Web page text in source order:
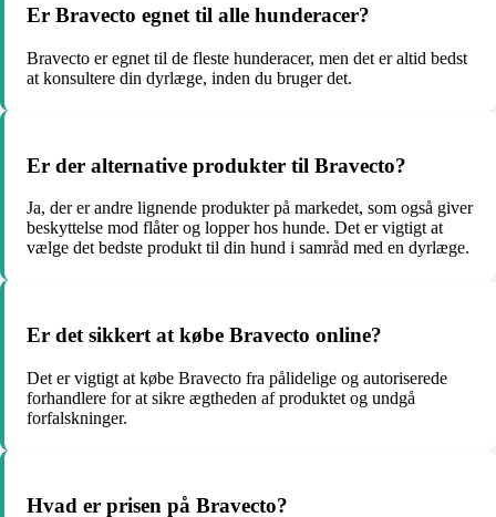
Er Bravecto egnet til alle hunderacer?
Bravecto er egnet til de fleste hunderacer, men det er altid bedst
at konsultere din dyrlæge, inden du bruger det.
Er der alternative produkter til Bravecto?
Ja, der er andre lignende produkter på markedet, som også giver
beskyttelse mod flåter og lopper hos hunde. Det er vigtigt at
vælge det bedste produkt til din hund i samråd med en dyrlæge.
Er det sikkert at købe Bravecto online?
Det er vigtigt at købe Bravecto fra pålidelige og autoriserede
forhandlere for at sikre ægtheden af produktet og undgå
forfalskninger.
Hvad er prisen på Bravecto?